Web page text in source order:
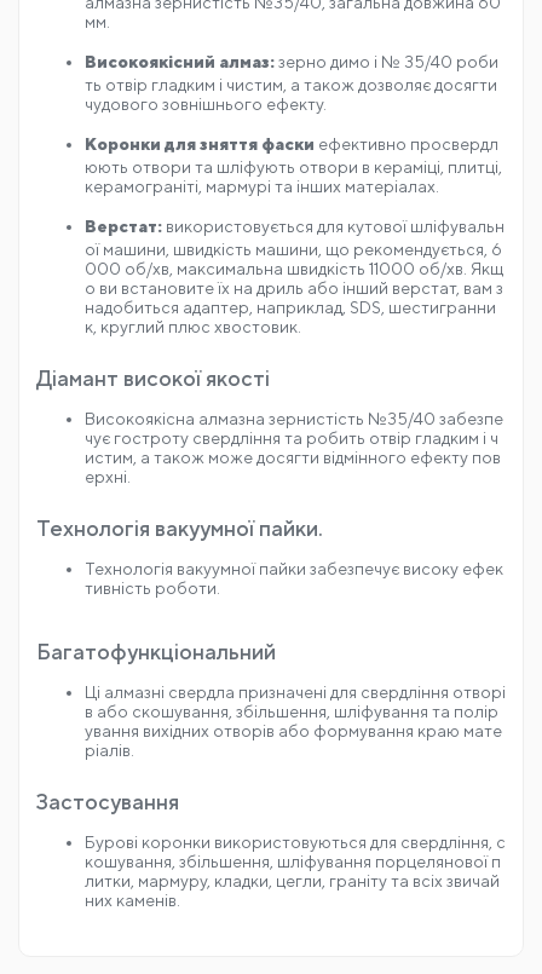
мм.
Високоякісний алмаз:зерно димо і № 35/40 роби
ть отвір гладким і чистим, а також дозволяє досягти
чудового зовнішнього ефекту.
Коронки для зняття фаски ефективно просвердл
юють отвори та шліфують отвори в кераміці, плитці,
керамограніті, мармурі та інших матеріалах.
Верстат: використовується для кутової шліфувальн
ої машини, швидкість машини, що рекомендується, 6
000 об/хв, максимальна швидкість 11000 об/хв. Якщ
о ви встановите їх на дриль або інший верстат, вам з
надобиться адаптер, наприклад, SDS, шестигранни
к, круглий плюс хвостовик.
Діамант високої якості
Високоякісна алмазна зернистість №35/40 забезпе
чує гостроту свердління та робить отвір гладким і ч
истим, а також може досягти відмінного ефекту пов
ерхні.
Технологія вакуумної пайки.
Технологія вакуумної пайки забезпечує високу ефек
тивність роботи.
Багатофункціональний
Ці алмазні свердла призначені для свердління отворі
в або скошування, збільшення, шліфування та полір
ування вихідних отворів або формування краю мате
ріалів.
Застосування
Бурові коронки використовуються для свердління, с
кошування, збільшення, шліфування порцелянової п
литки, мармуру, кладки, цегли, граніту та всіх звичай
них каменів.